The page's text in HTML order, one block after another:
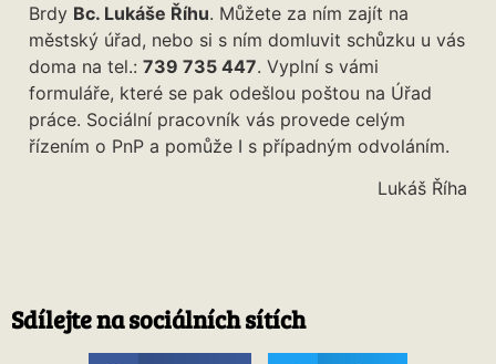
Brdy Bc. Lukáše Říhu. Můžete za ním zajít na
městský úřad, nebo si s ním domluvit schůzku u vás
doma na tel.: 739 735 447. Vyplní s vámi
formuláře, které se pak odešlou poštou na Úřad
práce. Sociální pracovník vás provede celým
řízením o PnP a pomůže I s případným odvoláním.
Lukáš Říha
Sdílejte na sociálních sítích